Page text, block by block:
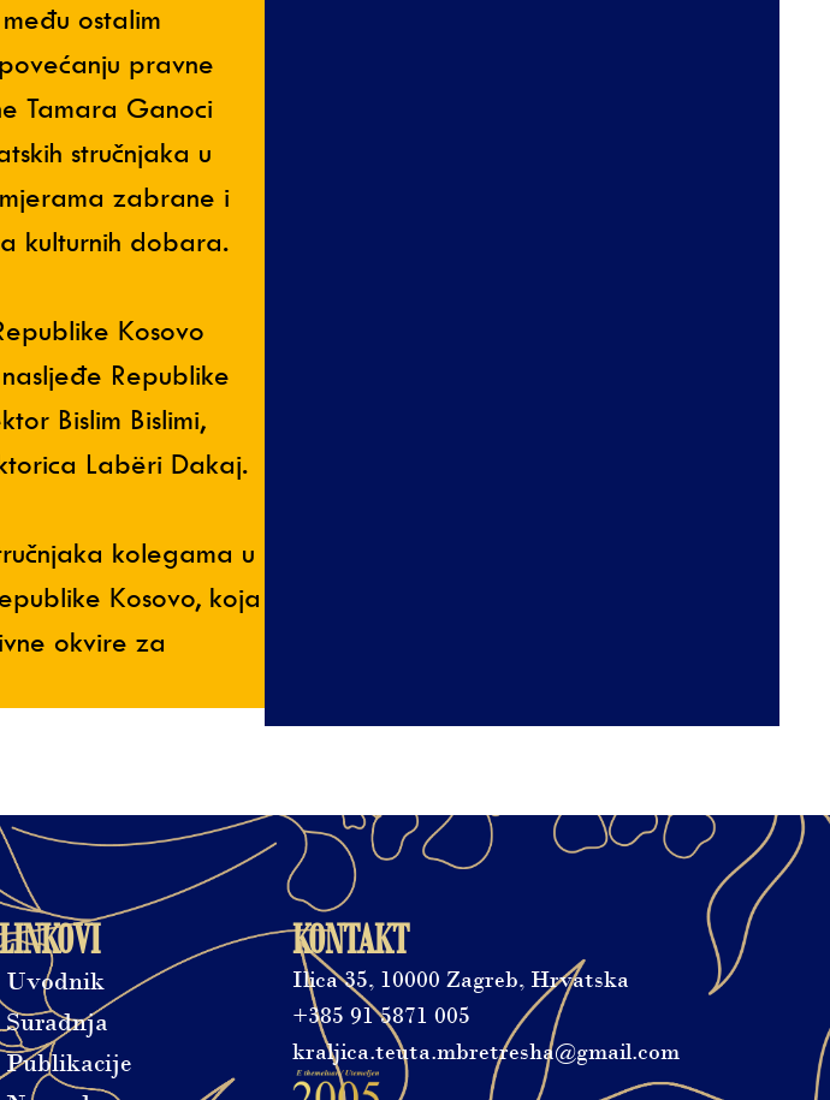
ostalim
pravne
Tamara Ganoci
stručnjaka u
zabrane i
kulturnih dobara.
Kosovo
Republike
Bislim Bislimi,
Labëri Dakaj.
kolegama u
Kosovo, koja
okvire za
LINKOVI
Uvodnik
Suradnja
Publikacije
KONTAKT
Ilica 35, 10000 Zagreb, Hrvatska
+385 91 5871 005
kraljica.teuta.mbretresha@gmail.com